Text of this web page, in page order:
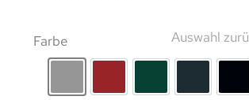
Farbe
rohes AluminiumLackierung RAL 3002
Lackierung RAL
Auswahl